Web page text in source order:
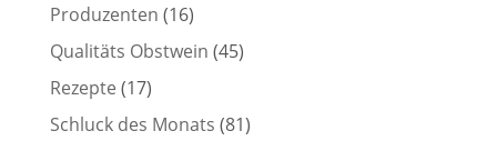
Produzenten (16)
Qualitäts Obstwein (45)
Rezepte (17)
Schluck des Monats (81)